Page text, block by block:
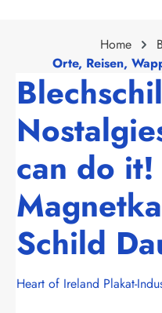
Home
Orte, Reisen,
can do it!
Schild
Heart of Ireland Plakat-